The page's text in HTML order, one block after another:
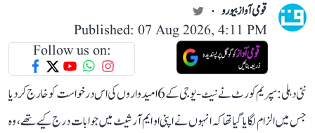
قومی آواز بیورو
Published: 07 Aug 2026, 4:11 PM
Follow us on:
نئی دہلی: سپریم کورٹ نے نیٹ-یو جی کے 6 امیدواروں کی اس درخواست کو خارج کر دیا
جس میں الزام لگایا گیا تھا کہ انہوں نے اپنی او ایم آر شیٹ میں جوابات درج کیے تھے، وہ